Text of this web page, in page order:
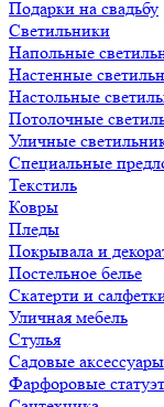
Подарки на свадьбу
Светильники
Напольные
Настенные
Настольные
Потолочные
Уличные
Специальные
Текстиль
Ковры
Пледы
Покрывала и
Постельное белье
Скатерти и
Уличная мебель
Стулья
Садовые аксессуары
Фарфоровые